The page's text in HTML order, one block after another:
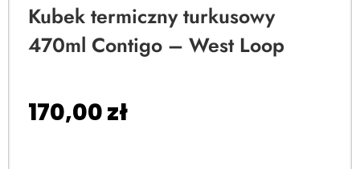
Kubek termiczny turkusowy
470ml Contigo – West Loop
170,00zł